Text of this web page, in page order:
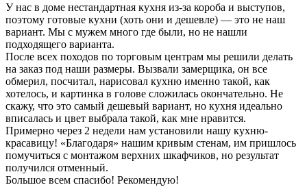
У нас в доме нестандартная кухня из-за короба и выступов,
поэтому готовые кухни (хоть они и дешевле) — это не наш
вариант. Мы с мужем много где были, но не нашли
подходящего варианта.
После всех походов по торговым центрам мы решили делать
на заказ под наши размеры. Вызвали замерщика, он все
обмерил, посчитал, нарисовал кухню именно такой, как
хотелось, и картинка в голове сложилась окончательно. Не
скажу, что это самый дешевый вариант, но кухня идеально
вписалась и цвет выбрала такой, как мне нравится.
Примерно через 2 недели нам установили нашу кухню-
красавицу! «Благодаря» нашим кривым стенам, им пришлось
помучиться с монтажом верхних шкафчиков, но результат
получился отменный.
Большое всем спасибо! Рекомендую!